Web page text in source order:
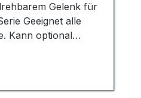
Gelenk für
Geeignet alle
Kann optional